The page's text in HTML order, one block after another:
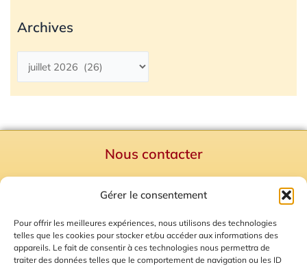
Gérer le consentement
Pour offrir les meilleures expériences, nous utilisons des technologies
telles que les cookies pour stocker et/ou accéder aux informations des
appareils. Le fait de consentir à ces technologies nous permettra de
traiter des données telles que le comportement de navigation ou les ID
Archives
Nous contacter
Mentions Légales
Plan du site
Gestion des Cookies